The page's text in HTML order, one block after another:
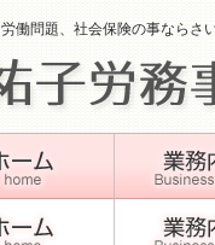
働問題、社会保険の事ならさ